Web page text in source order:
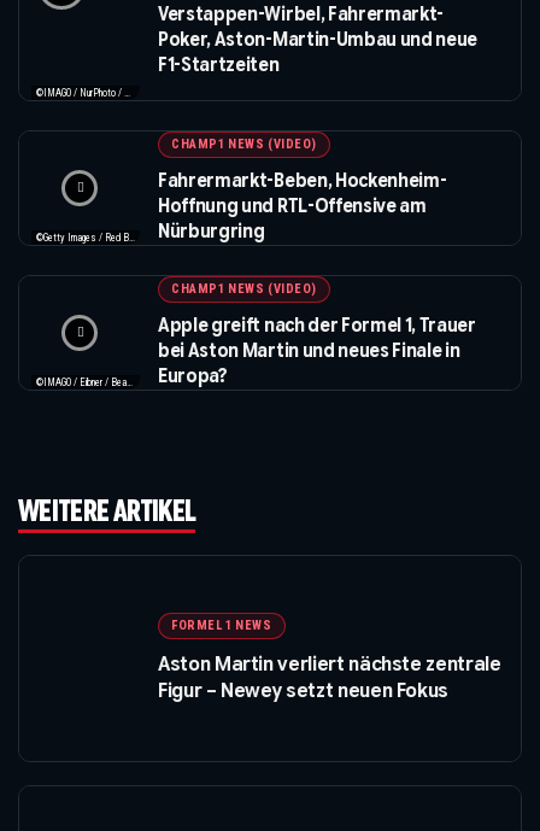
Verstappen-Wirbel, Fahrermarkt-
Poker, Aston-Martin-Umbau und neue
F1-Startzeiten
CHAMP1 NEWS (VIDEO)
Fahrermarkt-Beben, Hockenheim-
Hoffnung und RTL-Offensive am
Nürburgring
CHAMP1 NEWS (VIDEO)
Apple greift nach der Formel 1, Trauer
bei Aston Martin und neues Finale in
Europa?
WEITERE ARTIKEL
FORMEL 1 NEWS
Aston Martin verliert nächste zentrale
Figur – Newey setzt neuen Fokus